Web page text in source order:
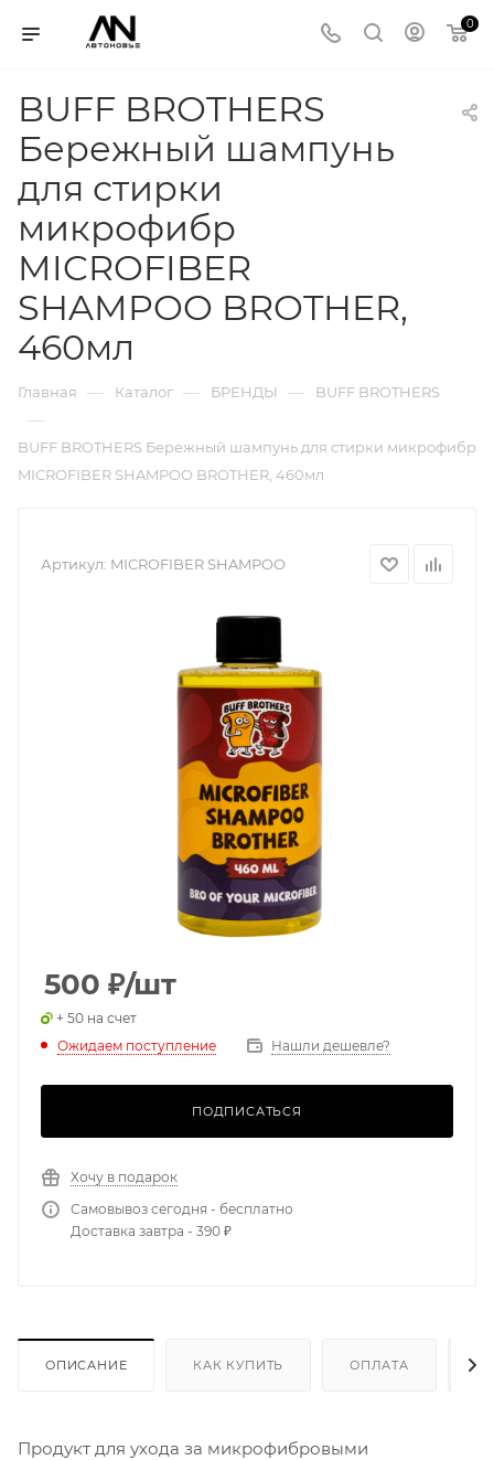
0
BUFF BROTHERS
Бережный шампунь
для стирки
микрофибр
MICROFIBER
SHAMPOO BROTHER,
460мл
Главная — Каталог — БРЕНДЫ — BUFF BROTHERS
—
BUFF BROTHERS Бережный шампунь для стирки микрофибр
MICROFIBER SHAMPOO BROTHER, 460мл
Артикул: MICROFIBER SHAMPOO
500 ₽/шт
+ 50 на счет
Ожидаем поступление
Нашли дешевле?
ПОДПИСАТЬСЯ
Хочу в подарок
Самовывоз сегодня - бесплатно
Доставка завтра - 390 ₽
ОПИСАНИЕ КАК КУПИТЬ ОПЛАТА
Продукт для ухода за микрофибровыми